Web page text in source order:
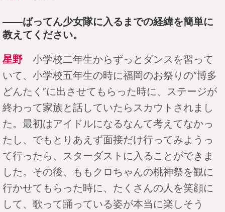
――ばってん少女隊に入るまでの経緯を簡単に
教えてください。
星野 小学校二年生からずっとダンスを習って
いて、小学校五年生の時に福岡のお祭りの“博多
どんたく”に出させてもらった時に、ステージが
終わって家族と話していたらスカウトされまし
た。最初はアイドルになるなんて考えてなかっ
たし、でもとりあえず面接だけ行ってみようっ
て行ったら、スターダストに入ることができま
した。その後、ももクロちゃんの桃神祭を観に
行かせてもらった時に、たくさんの人を笑顔に
して、歌って踊っている姿が本当に楽しそう